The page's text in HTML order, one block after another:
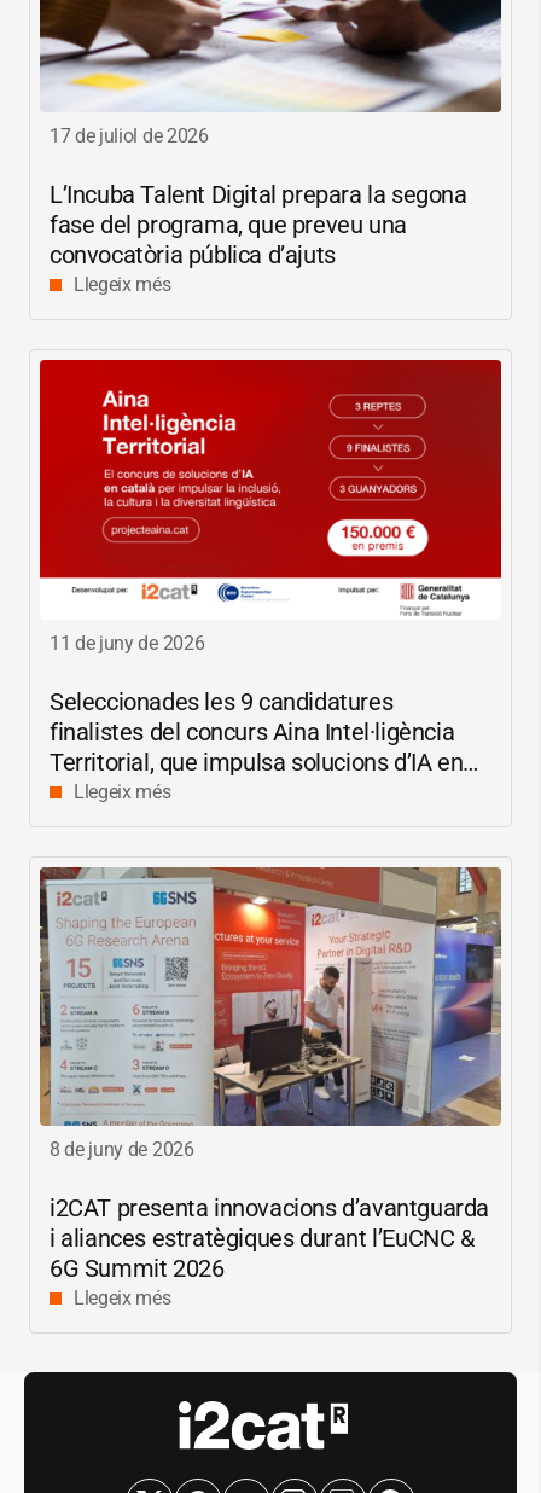
17 de juliol de 2026
L’Incuba Talent Digital prepara la segona
fase del programa, que preveu una
convocatòria pública d’ajuts
Llegeix més
11 de juny de 2026
Seleccionades les 9 candidatures
finalistes del concurs Aina Intel·ligència
Territorial, que impulsa solucions d’IA en
català per reduir les bretxes socials i
digitals
Llegeix més
8 de juny de 2026
i2CAT presenta innovacions d’avantguarda
i aliances estratègiques durant l’EuCNC &
6G Summit 2026
Llegeix més